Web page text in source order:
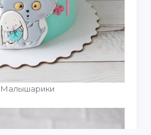
Малышарики